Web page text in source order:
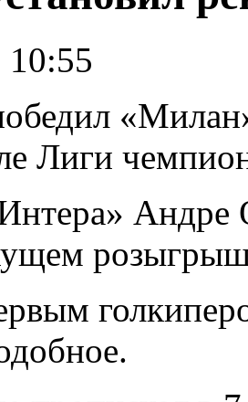
10:55
Лиги
Андре